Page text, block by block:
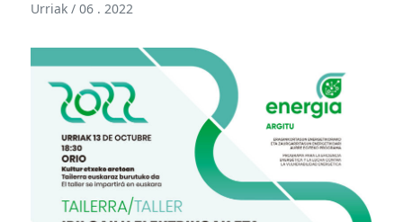
Urriak / 06 . 2022